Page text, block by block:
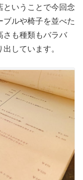
ということで今回念
ルや椅子を並べた
さも種類もバラバ
しています。